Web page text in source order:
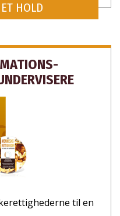
HOLD
til en